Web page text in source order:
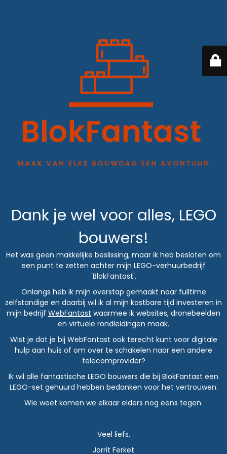
Dank je wel voor alles, LEGO
bouwers!
Het was geen makkelijke beslissing, maar ik heb besloten om
een punt te zetten achter mijn LEGO-verhuurbedrijf
'BlokFantast'.
Onlangs heb ik mijn overstap gemaakt naar fulltime
zelfstandige en daarbij wil ik al mijn kostbare tijd investeren in
mijn bedrijf WebFantast waarmee ik websites, dronebeelden
en virtuele rondleidingen maak.
Wist je dat je bij WebFantast ook terecht kunt voor digitale
hulp aan huis of om over te schakelen naar een andere
telecomprovider?
Ik wil alle fantastische LEGO bouwers die bij BlokFantast een
LEGO-set gehuurd hebben bedanken voor het vertrouwen.
Wie weet komen we elkaar elders nog eens tegen.
Veel liefs,
Jorrit Ferket